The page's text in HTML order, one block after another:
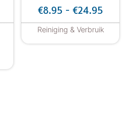
€8.95 - €24.95
Reiniging & Verbruik
Dit product